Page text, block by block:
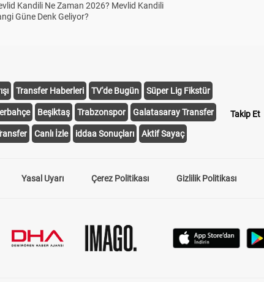
Kandili Ne Zaman 2026? Mevlid Kandili
Güne Denk Geliyor?
Transfer Haberleri TV'de Bugün Süper Lig Fikstür
Beşiktaş Trabzonspor Galatasaray Transfer
Canlı İzle iddaa Sonuçları Aktif Sayaç
Takip Et
Yasal Uyarı Çerez Politikası Gizlilik Politikası